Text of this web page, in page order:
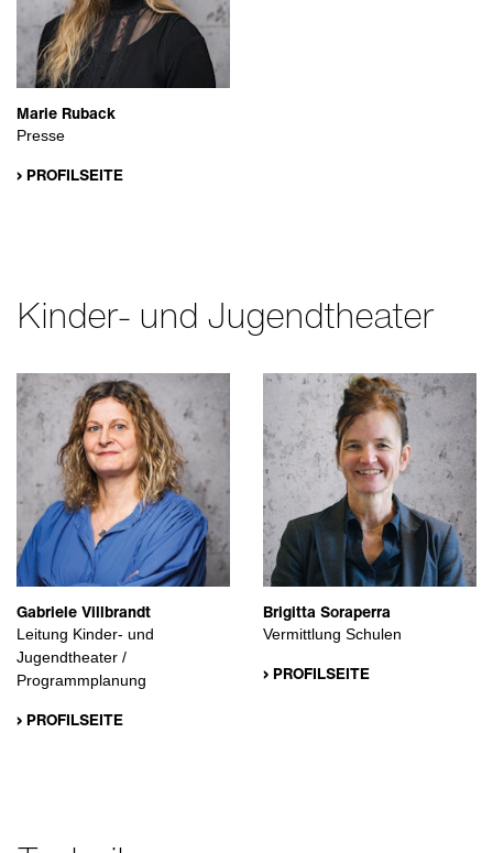
Marie Ruback
Presse
› PROFILSEITE
Kinder- und Jugendtheater
Gabriele Villbrandt
Leitung Kinder- und
Jugendtheater /
Programmplanung
› PROFILSEITE
Brigitta Soraperra
Vermittlung Schulen
› PROFILSEITE